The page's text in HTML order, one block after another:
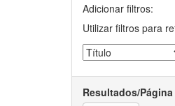
Adicionar filtros:
Utilizar filtros para
Resultados/Página